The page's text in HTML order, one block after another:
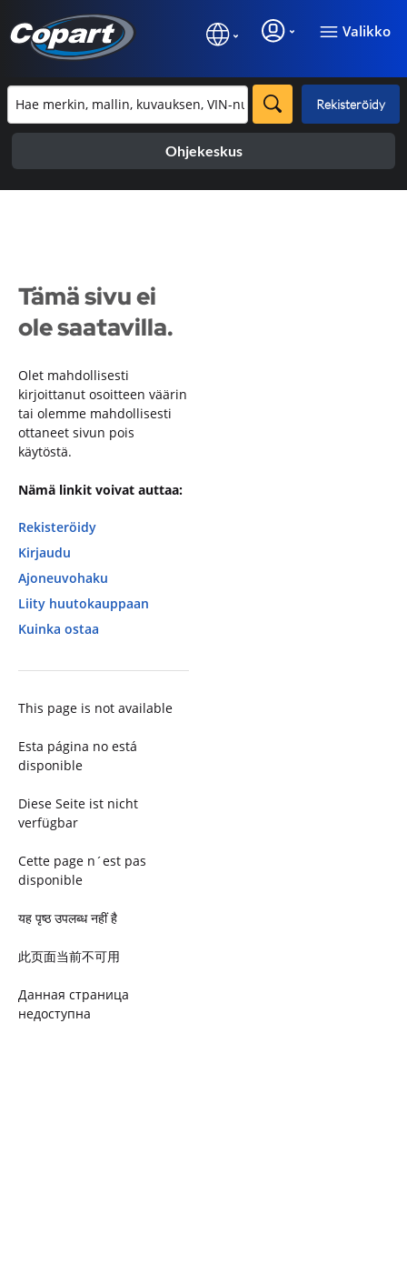
Valikko
Rekisteröidy
Ohjekeskus
Tämä sivu ei
ole saatavilla.
Olet mahdollisesti
kirjoittanut osoitteen väärin
tai olemme mahdollisesti
ottaneet sivun pois
käytöstä.
Nämä linkit voivat auttaa:
Rekisteröidy
Kirjaudu
Ajoneuvohaku
Liity huutokauppaan
Kuinka ostaa
This page is not available
Esta página no está
disponible
Diese Seite ist nicht
verfügbar
Cette page n´est pas
disponible
यह पृष्ठ उपलब्ध नहीं है
此页面当前不可用
Данная страница
недоступна